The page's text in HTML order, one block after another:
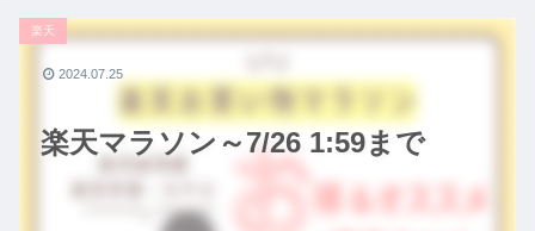
楽天マラソン～7/26 1:59まで
楽天
2024.07.25